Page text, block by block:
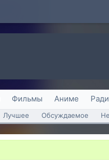
Фильмы Аниме
Лучшее Обсуждаемое